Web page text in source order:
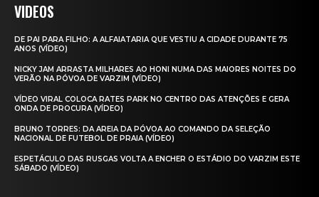
VIDEOS
DE PAI PARA FILHO: A ALFAIATARIA QUE VESTIU A CIDADE DURANTE 75
ANOS (VÍDEO)
NICKY JAM ARRASTA MILHARES AO HONI NUMA DAS MAIORES NOITES DO
VERÃO NA PÓVOA DE VARZIM (VÍDEO)
VÍDEO VIRAL COLOCA RATES PARK NO CENTRO DAS ATENÇÕES E GERA
ONDA DE PROCURA (VÍDEO)
BRUNO TORRES: DA AREIA DA PÓVOA AO COMANDO DA SELEÇÃO
NACIONAL DE FUTEBOL DE PRAIA (VÍDEO)
ESPETÁCULO DAS RUSGAS VOLTA A ENCHER O ESTÁDIO DO VARZIM ESTE
SÁBADO (VÍDEO)